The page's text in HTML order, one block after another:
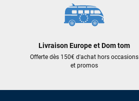
Livraison Europe et Dom tom
Offerte dès 150€ d'achat hors occasions
et promos